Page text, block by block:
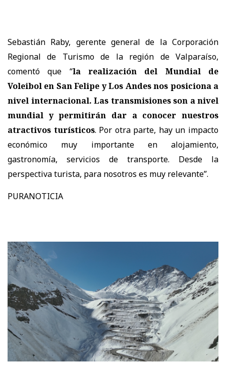
Sebastián Raby, gerente general de la Corporación
Regional de Turismo de la región de Valparaíso,
comentó que “la realización del Mundial de
Voleibol en San Felipe y Los Andes nos posiciona a
nivel internacional. Las transmisiones son a nivel
mundial y permitirán dar a conocer nuestros
atractivos turísticos. Por otra parte, hay un impacto
económico muy importante en alojamiento,
gastronomía, servicios de transporte. Desde la
perspectiva turista, para nosotros es muy relevante”.
PURANOTICIA